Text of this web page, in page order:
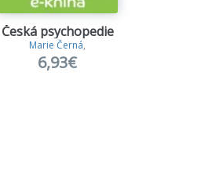
Česká psychopedie
Marie Černá,
6,93€